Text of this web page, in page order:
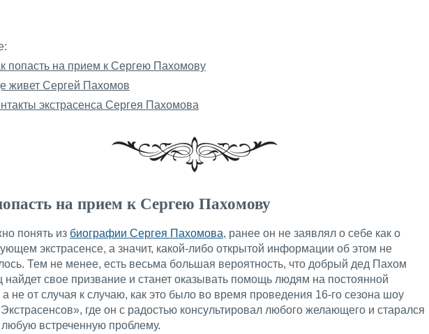
попасть на прием к Сергею Пахомову
живет Сергей Пахомов
экстрасенса Сергея Пахомова
на прием к Сергею Пахомову
понять из биографии Сергея Пахомова, ранее он не заявлял о себе как о
экстрасенсе, а значит, какой-либо открытой информации об этом не
Тем не менее, есть весьма большая вероятность, что добрый дед Пахом
найдет свое призвание и станет оказывать помощь людям на постоянной
не от случая к случаю, как это было во время проведения 16-го сезона шоу
где он с радостью консультировал любого желающего и старался
встреченную проблему.